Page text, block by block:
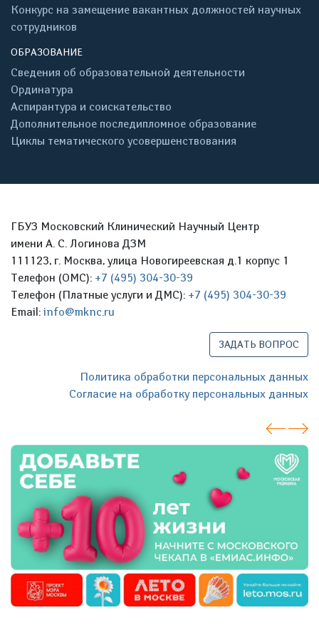
Конкурс на замещение вакантных должностей научных
сотрудников
ОБРАЗОВАНИЕ
Сведения об образовательной деятельности
Ординатура
Аспирантура и соискательство
Дополнительное последипломное образование
Циклы тематического усовершенствования
ГБУЗ Московский Клинический Научный Центр
имени А. С. Логинова ДЗМ
111123, г. Москва, улица Новогиреевская д.1 корпус 1
Телефон (ОМС): +7 (495) 304-30-39
Телефон (Платные услуги и ДМС): +7 (495) 304-30-39
Email: info@mknc.ru
ЗАДАТЬ ВОПРОС
Политика обработки персональных данных
Согласие на обработку персональных данных